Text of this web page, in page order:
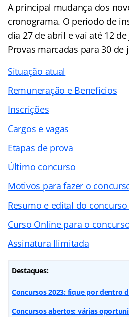
A principal mudança dos
cronograma. O período de
dia 27 de abril e vai até 12
Provas marcadas para 30 de
Situação atual
Remuneração e Benefícios
Inscrições
Cargos e vagas
Etapas de prova
Último concurso
Motivos para fazer o
Resumo e edital do
Curso Online para o
Assinatura Ilimitada
Destaques:
Concursos 2023: fique por dentro
Concursos abertos: várias